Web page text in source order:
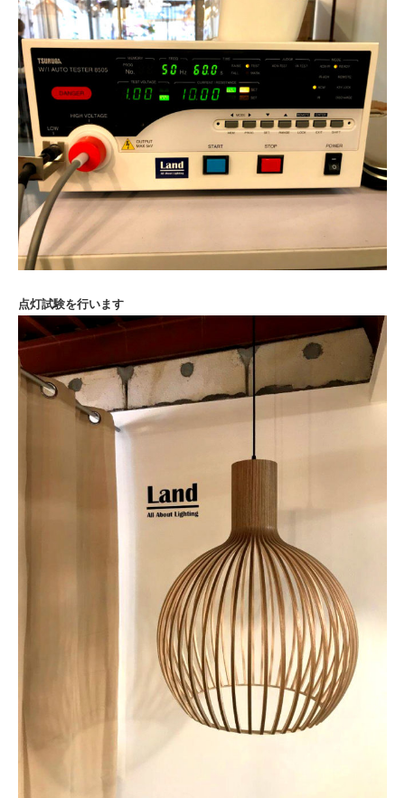
点灯試験を行います